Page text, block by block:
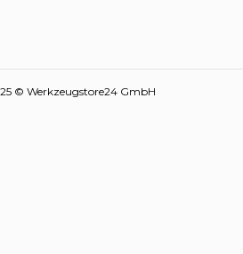
© Werkzeugstore24 GmbH